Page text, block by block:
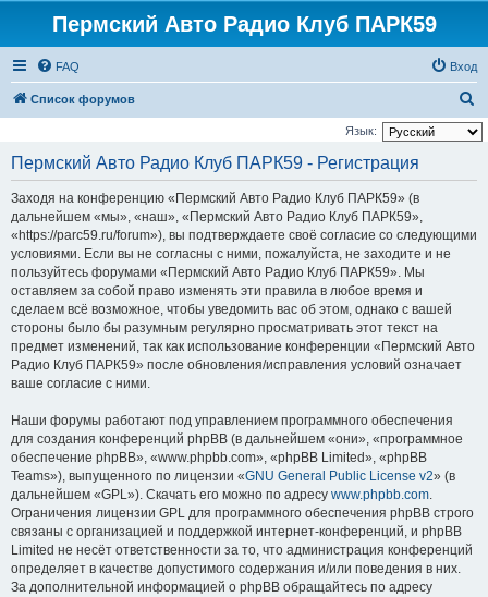
Пермский Авто Радио Клуб ПАРК59
FAQ Вход
Список форумов
о
Язык:
Пермский Авто Радио Клуб ПАРК59 - Регистрация
Заходя на конференцию «Пермский Авто Радио Клуб ПАРК59» (в
дальнейшем «мы», «наш», «Пермский Авто Радио Клуб ПАРК59»,
«https://parc59.ru/forum»), вы подтверждаете своё согласие со следующими
условиями. Если вы не согласны с ними, пожалуйста, не заходите и не
пользуйтесь форумами «Пермский Авто Радио Клуб ПАРК59». Мы
оставляем за собой право изменять эти правила в любое время и
сделаем всё возможное, чтобы уведомить вас об этом, однако с вашей
стороны было бы разумным регулярно просматривать этот текст на
предмет изменений, так как использование конференции «Пермский Авто
Радио Клуб ПАРК59» после обновления/исправления условий означает
ваше согласие с ними.
Наши форумы работают под управлением программного обеспечения
для создания конференций phpBB (в дальнейшем «они», «программное
обеспечение phpBB», «www.phpbb.com», «phpBB Limited», «phpBB
Teams»), выпущенного по лицензии «GNU General Public License v2» (в
дальнейшем «GPL»). Скачать его можно по адресу www.phpbb.com.
Ограничения лицензии GPL для программного обеспечения phpBB строго
связаны с организацией и поддержкой интернет-конференций, и phpBB
Limited не несёт ответственности за то, что администрация конференций
определяет в качестве допустимого содержания и/или поведения в них.
За дополнительной информацией о phpBB обращайтесь по адресу